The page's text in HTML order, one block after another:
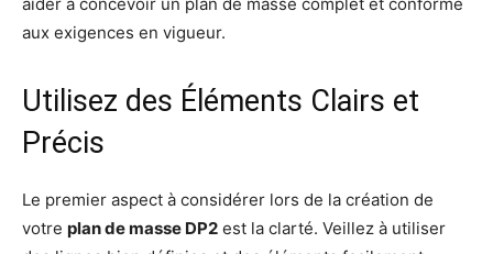
aider à concevoir un plan de masse complet et conforme
aux exigences en vigueur.
Utilisez des Éléments Clairs et
Précis
Le premier aspect à considérer lors de la création de
votre plan de masse DP2 est la clarté. Veillez à utiliser